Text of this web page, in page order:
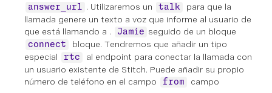
answer_url . Utilizaremos un talk
para que la
llamada genere un texto a voz que informe al usuario de
que está llamando a .
Jamie seguido de un bloque
connect
bloque. Tendremos que añadir un tipo
especial
rtc
al endpoint para conectar la llamada con
un usuario existente de Stitch. Puede añadir su propio
número de teléfono en el campo
from campo